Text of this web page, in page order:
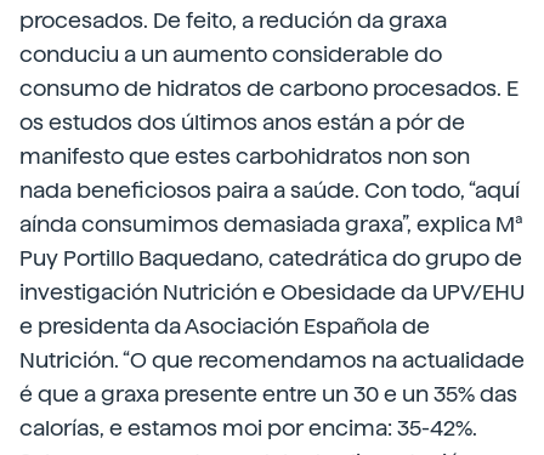
procesados. De feito, a redución da graxa
conduciu a un aumento considerable do
consumo de hidratos de carbono procesados. E
os estudos dos últimos anos están a pór de
manifesto que estes carbohidratos non son
nada beneficiosos paira a saúde. Con todo, “aquí
aínda consumimos demasiada graxa”, explica Mª
Puy Portillo Baquedano, catedrática do grupo de
investigación Nutrición e Obesidade da UPV/EHU
e presidenta da Asociación Española de
Nutrición. “O que recomendamos na actualidade
é que a graxa presente entre un 30 e un 35% das
calorías, e estamos moi por encima: 35-42%.